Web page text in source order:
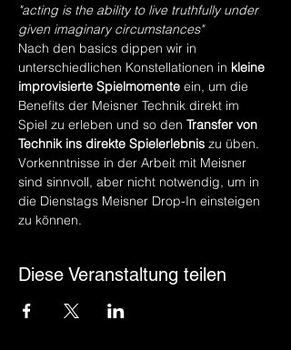
"acting is the ability to live truthfully under
given imaginary circumstances"
Nach den basics dippen wir in
unterschiedlichen Konstellationen in kleine
improvisierte Spielmomente ein, um die
Benefits der Meisner Technik direkt im
Spiel zu erleben und so den Transfer von
Technik ins direkte Spielerlebnis zu üben.
Vorkenntnisse in der Arbeit mit Meisner
sind sinnvoll, aber nicht notwendig, um in
die Dienstags Meisner Drop-In einsteigen
zu können.
Diese Veranstaltung teilen